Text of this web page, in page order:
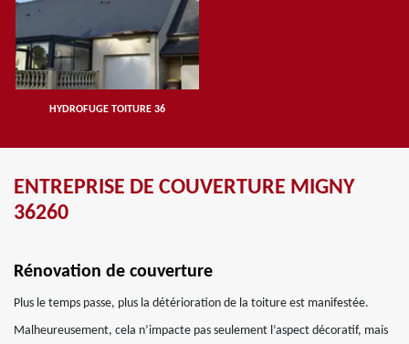
HYDROFUGE TOITURE 36
ENTREPRISE DE COUVERTURE MIGNY
36260
Rénovation de couverture
Plus le temps passe, plus la détérioration de la toiture est manifestée.
Malheureusement, cela n’impacte pas seulement l’aspect décoratif, mais